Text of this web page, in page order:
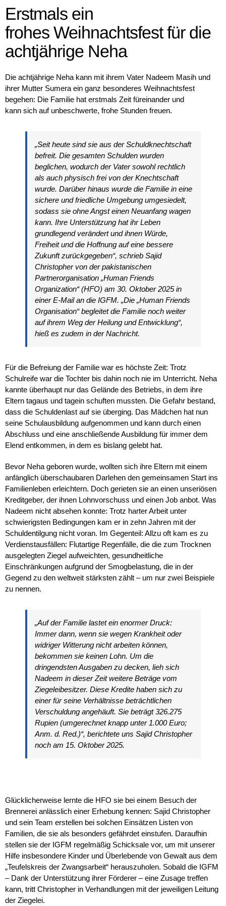
Erstmals ein
frohes Weihnachtsfest für die
achtjährige Neha
Die achtjährige Neha kann mit ihrem Vater Nadeem Masih und
ihrer Mutter Sumera ein ganz besonderes Weihnachtsfest
begehen: Die Familie hat erstmals Zeit füreinander und
kann sich auf unbeschwerte, frohe Stunden freuen.
„Seit heute sind sie aus der Schuldknechtschaft
befreit. Die gesamten Schulden wurden
beglichen, wodurch der Vater sowohl rechtlich
als auch physisch frei von der Knechtschaft
wurde. Darüber hinaus wurde die Familie in eine
sichere und friedliche Umgebung umgesiedelt,
sodass sie ohne Angst einen Neuanfang wagen
kann. Ihre Unterstützung hat ihr Leben
grundlegend verändert und ihnen Würde,
Freiheit und die Hoffnung auf eine bessere
Zukunft zurückgegeben“, schrieb Sajid
Christopher von der pakistanischen
Partnerorganisation „Human Friends
Organization“ (HFO) am 30. Oktober 2025 in
einer E-Mail an die IGFM. „Die „Human Friends
Organisation“ begleitet die Familie noch weiter
auf ihrem Weg der Heilung und Entwicklung“,
hieß es zudem in der Nachricht.
Für die Befreiung der Familie war es höchste Zeit: Trotz
Schulreife war die Tochter bis dahin noch nie im Unterricht. Neha
kannte überhaupt nur das Gelände des Betriebs, in dem ihre
Eltern tagaus und tagein schuften mussten. Die Gefahr bestand,
dass die Schuldenlast auf sie überging. Das Mädchen hat nun
seine Schulausbildung aufgenommen und kann durch einen
Abschluss und eine anschließende Ausbildung für immer dem
Elend entkommen, in dem es bislang gelebt hat.
Bevor Neha geboren wurde, wollten sich ihre Eltern mit einem
anfänglich überschaubaren Darlehen den gemeinsamen Start ins
Familienleben erleichtern. Doch gerieten sie an einen unseriösen
Kreditgeber, der ihnen Lohnvorschuss und einen Job anbot. Was
Nadeem nicht absehen konnte: Trotz harter Arbeit unter
schwierigsten Bedingungen kam er in zehn Jahren mit der
Schuldentilgung nicht voran. Im Gegenteil: Allzu oft kam es zu
Verdienstausfällen: Flutartige Regenfälle, die die zum Trocknen
ausgelegten Ziegel aufweichten, gesundheitliche
Einschränkungen aufgrund der Smogbelastung, die in der
Gegend zu den weltweit stärksten zählt – um nur zwei Beispiele
zu nennen.
„Auf der Familie lastet ein enormer Druck:
Immer dann, wenn sie wegen Krankheit oder
widriger Witterung nicht arbeiten können,
bekommen sie keinen Lohn. Um die
dringendsten Ausgaben zu decken, lieh sich
Nadeem in dieser Zeit weitere Beträge vom
Ziegeleibesitzer. Diese Kredite haben sich zu
einer für seine Verhältnisse beträchtlichen
Verschuldung angehäuft. Sie beträgt 326.275
Rupien (umgerechnet knapp unter 1.000 Euro;
Anm. d. Red.)“, berichtete uns Sajid Christopher
noch am 15. Oktober 2025.
Glücklicherweise lernte die HFO sie bei einem Besuch der
Brennerei anlässlich einer Erhebung kennen: Sajid Christopher
und sein Team erstellen bei solchen Einsätzen Listen von
Familien, die sie als besonders gefährdet einstufen. Daraufhin
stellen sie der IGFM regelmäßig Schicksale vor, um mit unserer
Hilfe insbesondere Kinder und Überlebende von Gewalt aus dem
„Teufelskreis der Zwangsarbeit“ herauszuholen. Sobald die IGFM
– Dank der Unterstützung ihrer Förderer – eine Zusage treffen
kann, tritt Christopher in Verhandlungen mit der jeweiligen Leitung
der Ziegelei.